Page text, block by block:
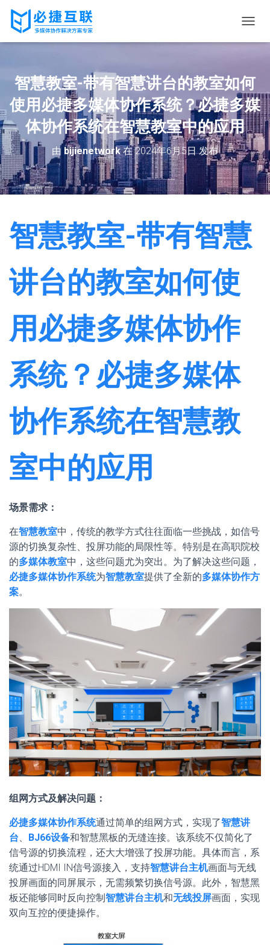
换
智慧教室-带有智慧讲台的教室如何
使用必捷多媒体协作系统？必捷多媒
体协作系统在智慧教室中的应用
由 bijienetwork在2024年6月5日发布
智慧教室-带有智慧
讲台的教室如何使
用必捷多媒体协作
系统？必捷多媒体
协作系统在智慧教
室中的应用
场景需求：
在智慧教室中，传统的教学方式往往面临一些挑战，如信号
源的切换复杂性、投屏功能的局限性等。特别是在高职院校
的多媒体教室中，这些问题尤为突出。为了解决这些问题，
必捷多媒体协作系统为智慧教室提供了全新的多媒体协作方
案。
组网方式及解决问题：
必捷多媒体协作系统通过简单的组网方式，实现了智慧讲
台
BJ66设备和智慧黑板的无缝连接。该系统不仅简化了
信号源的切换流程，还大大增强了投屏功能。具体而言，系
统通过HDMI IN信号源接入，支持智慧讲台主机画面与无线
投屏画面的同屏展示，无需频繁切换信号源。此外，智慧黑
板还能够同时反向控制智慧讲台主机和无线投屏画面，实现
双向互控的便捷操作。